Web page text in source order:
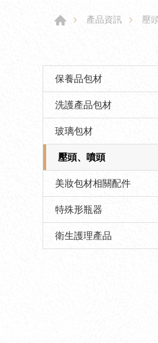
產品資訊 壓
保養品包材
洗護產品包材
玻璃包材
壓頭、噴頭
美妝包材相關配件
特殊形瓶器
衛生護理產品